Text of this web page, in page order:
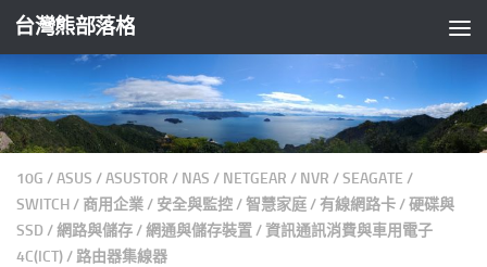
Skip to content
台灣熊部落格
10G /ASUS /ASUSTOR / NAS / NETGEAR / NVR /SEAGATE /
SWITCH/ 商用企業/ 安全與監控/智慧家庭/有線網路卡/硬碟與
SSD /網路與儲存/網通與儲存裝置/資訊通訊消費與車用電子
4C(ICT)/ 路由器集線器